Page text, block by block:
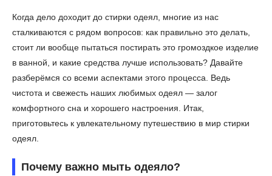
Когда дело доходит до стирки одеял, многие из нас
сталкиваются с рядом вопросов: как правильно это делать,
стоит ли вообще пытаться постирать это громоздкое изделие
в ванной, и какие средства лучше использовать? Давайте
разберёмся со всеми аспектами этого процесса. Ведь
чистота и свежесть наших любимых одеял — залог
комфортного сна и хорошего настроения. Итак,
приготовьтесь к увлекательному путешествию в мир стирки
одеял.
Почему важно мыть одеяло?